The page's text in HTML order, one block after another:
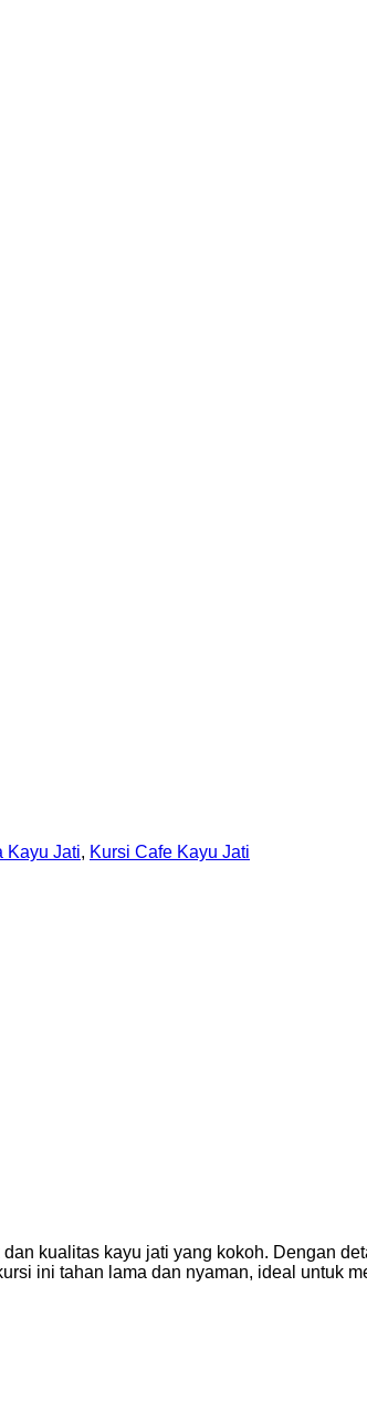
Kayu Jati, Kursi Cafe Kayu Jati
kualitas kayu jati yang kokoh. Dengan
ini tahan lama dan nyaman, ideal untuk